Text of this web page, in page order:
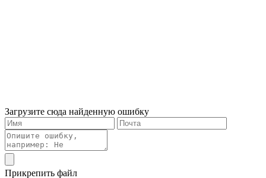
Загрузите сюда найденную ошибку
Прикрепить файл